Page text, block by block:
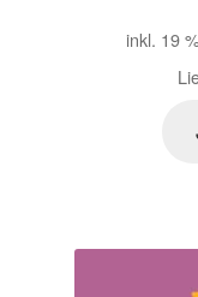
inkl. 19